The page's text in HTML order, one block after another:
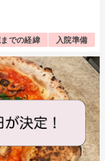
までの経緯 入院準備